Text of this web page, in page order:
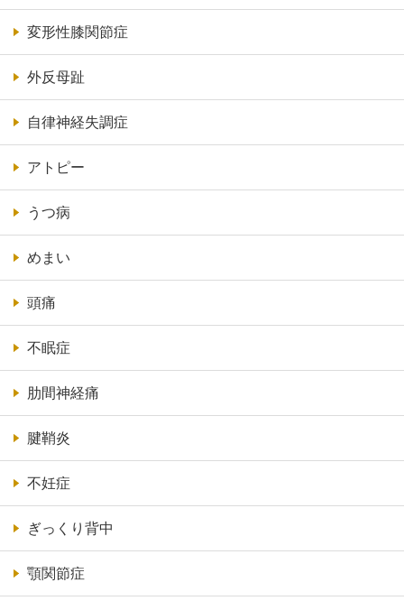
変形性膝関節症
外反母趾
自律神経失調症
アトピー
うつ病
めまい
頭痛
不眠症
肋間神経痛
腱鞘炎
不妊症
ぎっくり背中
顎関節症